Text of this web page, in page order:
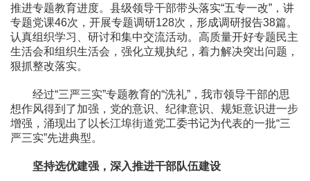
推进专题教育进度。县级领导干部带头落实“五专一改”，讲
专题党课46次，开展专题调研128次，形成调研报告38篇。
认真组织学习、研讨和集中交流活动。高质量开好专题民主
生活会和组织生活会，强化立规执纪，着力解决突出问题，
狠抓整改落实。
经过“三严三实”专题教育的“洗礼”，我市领导干部的思
想作风得到了加强，党的意识、纪律意识、规矩意识进一步
增强，涌现出了以长江埠街道党工委书记为代表的一批“三
严三实”先进典型。
坚持选优建强，深入推进干部队伍建设